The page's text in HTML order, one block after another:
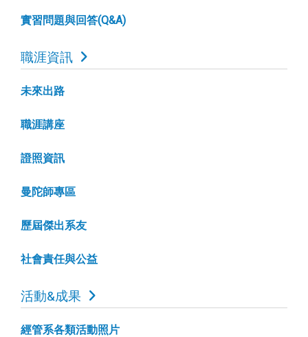
實習問題與回答(Q&A)
職涯資訊
未來出路
職涯講座
證照資訊
曼陀師專區
歷屆傑出系友
社會責任與公益
活動&成果
經管系各類活動照片